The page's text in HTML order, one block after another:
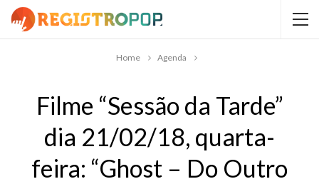
Home Agenda
Filme “Sessão da Tarde”
dia 21/02/18, quarta-
feira: “Ghost – Do Outro